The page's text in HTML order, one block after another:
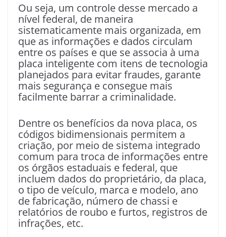
Ou seja, um controle desse mercado a
nível federal, de maneira
sistematicamente mais organizada, em
que as informações e dados circulam
entre os países e que se associa à uma
placa inteligente com itens de tecnologia
planejados para evitar fraudes, garante
mais segurança e consegue mais
facilmente barrar a criminalidade.
Dentre os benefícios da nova placa, os
códigos bidimensionais permitem a
criação, por meio de sistema integrado
comum para troca de informações entre
os órgãos estaduais e federal, que
incluem dados do proprietário, da placa,
o tipo de veículo, marca e modelo, ano
de fabricação, número de chassi e
relatórios de roubo e furtos, registros de
infrações, etc.